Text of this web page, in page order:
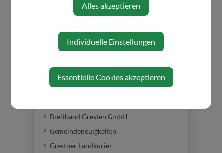
Amtstafel
Breitband Gresten GmbH
Gemeindeneuigkeiten
Grestner Landkurier
Alles akzeptieren
Individuelle Einstellungen
Essentielle Cookies akzeptieren